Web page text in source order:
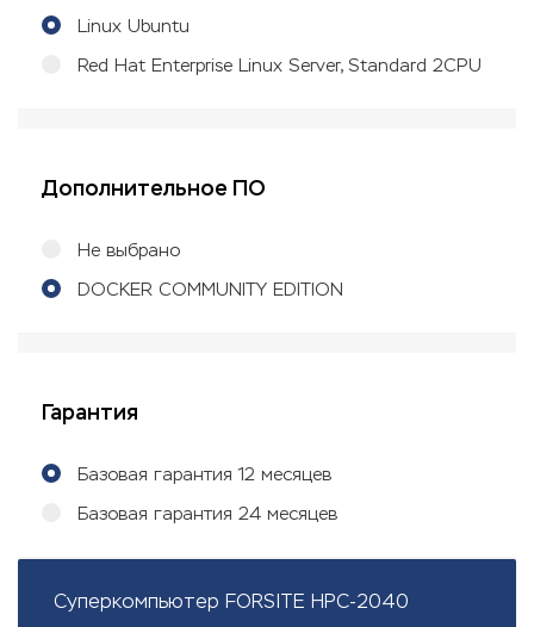
Linux Ubuntu
Red Hat Enterprise Linux Server, Standard 2CPU
Дополнительное ПО
Не выбрано
DOCKER COMMUNITY EDITION
Гарантия
Базовая гарантия 12 месяцев
Базовая гарантия 24 месяцев
Суперкомпьютер FORSITE HPC-2040